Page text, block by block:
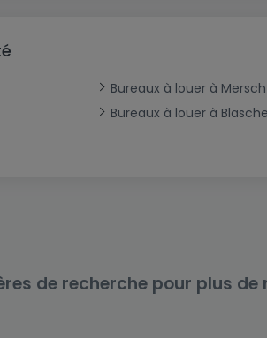
Bureaux à louer à Mersch
Bureaux à louer à
de recherche pour plus de